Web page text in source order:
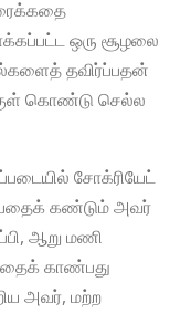
ஒரு சூழலை
தவிர்ப்பதன்
கொண்டு செல்ல
சோக்ரியேட்
கண்டும் அவர்
ஆறு மணி
காண்பது
அவர், மற்ற